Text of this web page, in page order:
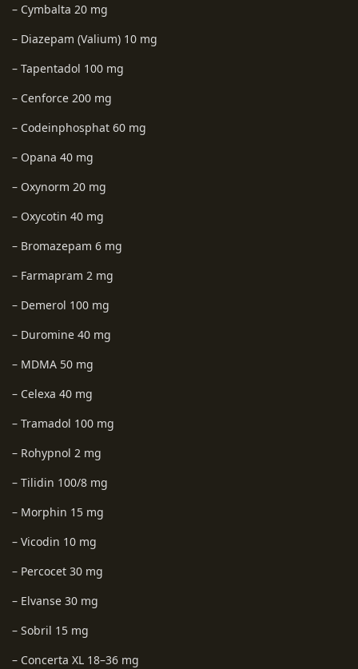
– Cymbalta 20 mg
– Diazepam (Valium) 10 mg
– Tapentadol 100 mg
– Cenforce 200 mg
– Codeinphosphat 60 mg
– Opana 40 mg
– Oxynorm 20 mg
– Oxycotin 40 mg
– Bromazepam 6 mg
– Farmapram 2 mg
– Demerol 100 mg
– Duromine 40 mg
– MDMA 50 mg
– Celexa 40 mg
– Tramadol 100 mg
– Rohypnol 2 mg
– Tilidin 100/8 mg
– Morphin 15 mg
– Vicodin 10 mg
– Percocet 30 mg
– Elvanse 30 mg
– Sobril 15 mg
– Concerta XL 18–36 mg